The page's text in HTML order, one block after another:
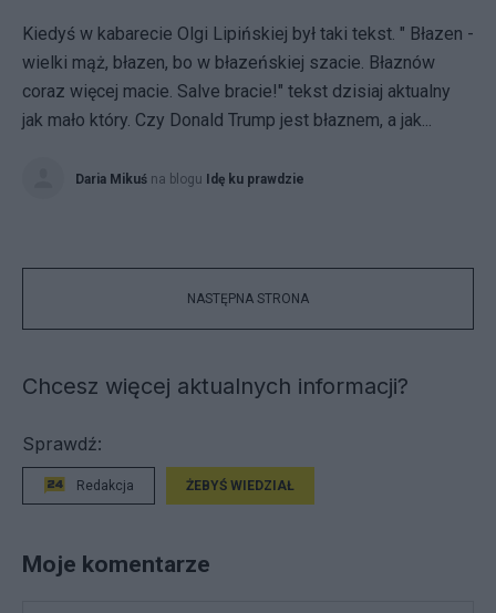
Kiedyś w kabarecie Olgi Lipińskiej był taki tekst. " Błazen -
wielki mąż, błazen, bo w błazeńskiej szacie. Błaznów
coraz więcej macie. Salve bracie!" tekst dzisiaj aktualny
jak mało który. Czy Donald Trump jest błaznem, a jak...
Daria Mikuś na blogu Idę ku prawdzie
NASTĘPNA STRONA
Chcesz więcej aktualnych informacji?
Sprawdź:
Redakcja ŻEBYŚ WIEDZIAŁ
Moje komentarze